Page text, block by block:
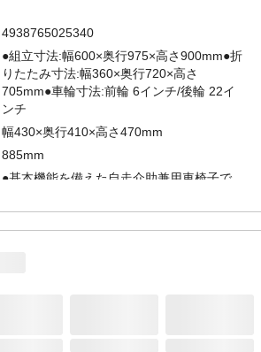
4938765025340
●組立寸法:幅600×奥行975×高さ900mm●折
りたたみ寸法:幅360×奥行720×高さ
705mm●車輪寸法:前輪 6インチ/後輪 22イ
ンチ
幅430×奥行410×高さ470mm
885mm
●基本機能を備えた自走介助兼用車椅子で
がありません。●脚部スイングアウト、肘跳
ね上げで乗り降りが簡単にでき転倒防止バ